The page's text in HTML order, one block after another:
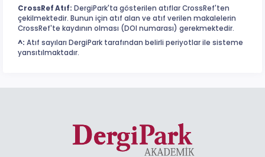
CrossRef Atıf: DergiPark'ta gösterilen atıflar CrossRef'ten
çekilmektedir. Bunun için atıf alan ve atıf verilen makalelerin
CrossRef'te kaydının olması (DOI numarası) gerekmektedir.
^: Atıf sayıları DergiPark tarafından belirli periyotlar ile sisteme
yansıtılmaktadır.